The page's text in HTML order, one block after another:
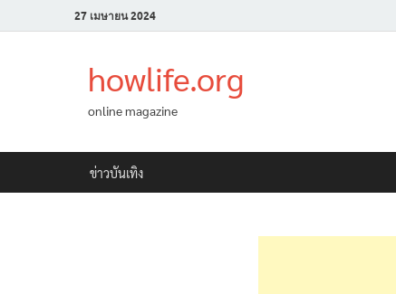
27 เมษายน 2024
howlife.org
online magazine
ข่าวบันเทิง